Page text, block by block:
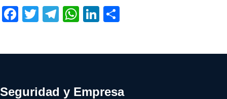
Facebook
TwitterTelegram
WhatsApp
LinkedIn
Seguridad y Empresa